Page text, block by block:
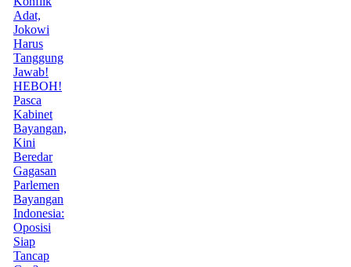
Adat,
Jokowi
Harus
Tanggung
Jawab!
HEBOH!
Pasca
Kabinet
Bayangan,
Kini
Beredar
Gagasan
Parlemen
Bayangan
Indonesia:
Oposisi
Siap
Tancap